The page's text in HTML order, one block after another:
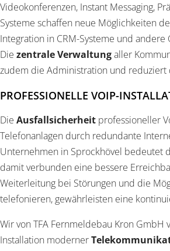
Videokonferenzen, Instant Messaging,
Systeme schaffen neue Möglichkeiten
Integration in CRM-Systeme und
Die zentrale Verwaltungaller
zudem die Administration und reduziert
PROFESSIONELLE VOIP-
Die Ausfallsicherheit professioneller
Telefonanlagen durch redundante
Unternehmen in Sprockhövel bedeutet
damit verbunden eine bessere
Weiterleitung bei Störungen und die
telefonieren, gewährleisten eine
Wir von TFA Fernmeldebau Kron
Installation moderner